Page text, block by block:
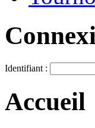
Identifiant :
Accueil